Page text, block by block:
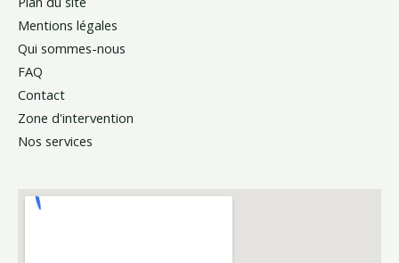
Mentions légales
Qui sommes-nous
FAQ
Contact
Zone d'intervention
Nos services